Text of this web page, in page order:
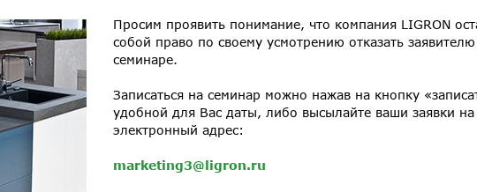
Просим проявить понимание, что компания LIGRON
собой право по своему усмотрению отказать
семинаре.
Записаться на семинар можно нажав на кнопку
удобной для Вас даты, либо высылайте ваши заявки на
электронный адрес:
marketing3@ligron.ru